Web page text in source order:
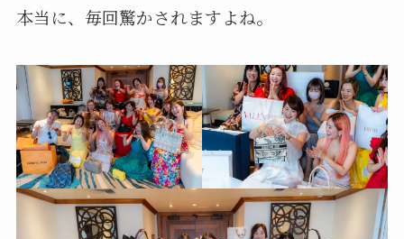
本当に、毎回驚かされますよね。